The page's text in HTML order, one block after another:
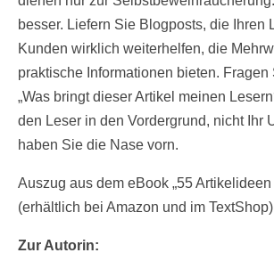
besser. Liefern Sie Blogposts, die Ihren
Kunden wirklich weiterhelfen, die
praktische Informationen bieten. Fragen
„Was bringt dieser Artikel meinen
den Leser in den Vordergrund, nicht Ihr
haben Sie die Nase vorn.
Auszug aus dem eBook „55 Artikelideen
(erhältlich bei Amazon und im TextShop)
Zur Autorin: